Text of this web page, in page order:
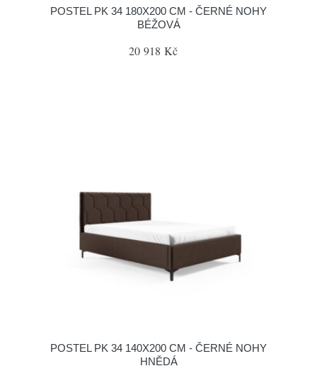
POSTEL PK 34 180X200 CM - ČERNÉ NOHY
BÉŽOVÁ
20 918 Kč
POSTEL PK 34 140X200 CM - ČERNÉ NOHY
HNĚDÁ